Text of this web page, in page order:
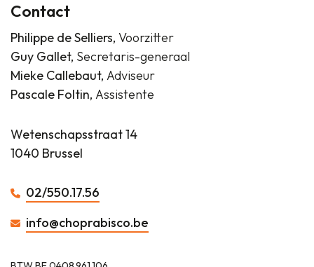
Contact
Philippe de Selliers, Voorzitter
Guy Gallet, Secretaris-generaal
Mieke Callebaut, Adviseur
Pascale Foltin, Assistente
Wetenschapsstraat 14
1040 Brussel
02/550.17.56
info@choprabisco.be